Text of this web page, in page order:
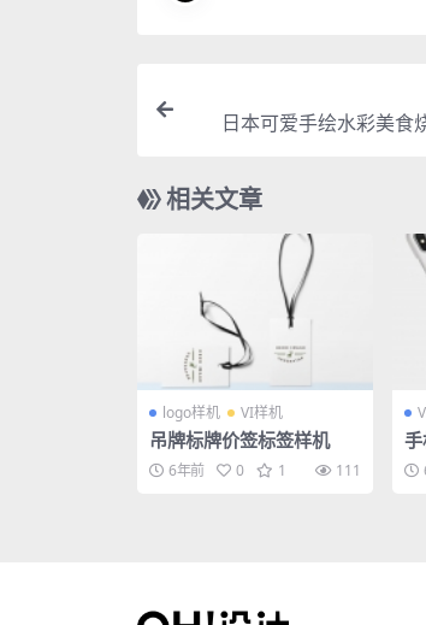
日本可爱手绘水彩美食
相关文章
logo样机 VI样机
吊牌标牌价签标签样机
6年前 0 1 111